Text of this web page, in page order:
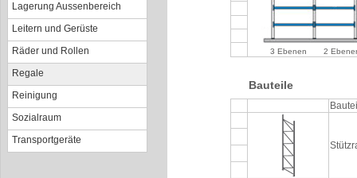
Lagerung Aussenbereich
Leitern und Gerüste
Räder und Rollen
Regale
Reinigung
Sozialraum
Transportgeräte
3 Ebenen 2
Bauteile